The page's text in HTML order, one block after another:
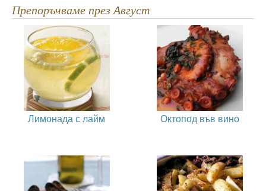
Препоръчваме през Август
Лимонада с лайм Октопод във вино